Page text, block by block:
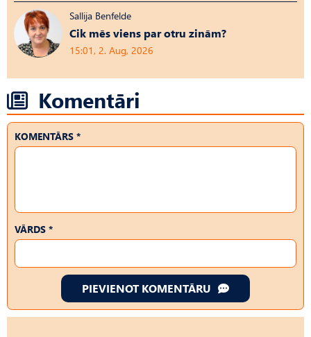
Sallija Benfelde
Cik mēs viens par otru zinām?
15:01, 2. Aug, 2026
Komentāri
KOMENTĀRS *
VĀRDS *
PIEVIENOT KOMENTĀRU